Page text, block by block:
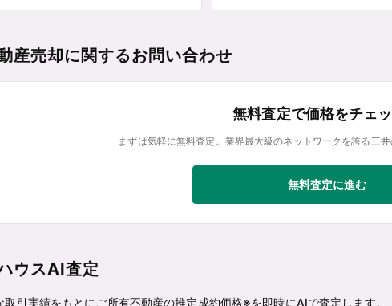
産売却に関するお問い合わせ
無料査定で価格をチェッ
まずは気軽に無料査定。業界最大級のネットワークを誇る三井
無料査定に進む
ウスAI査定
取引実績をもとにご所有不動産の推定成約価格※を即時にAIで査定します。